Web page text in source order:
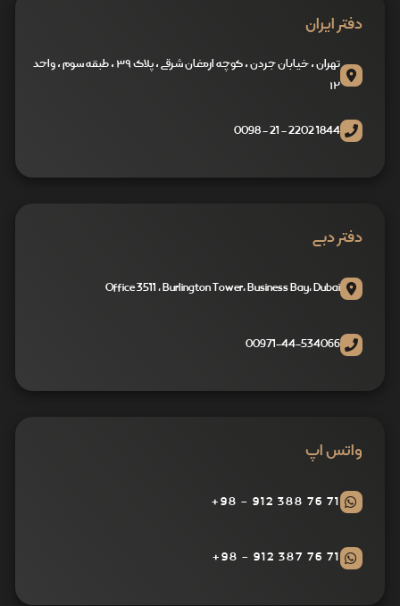
دفتر ایران
تهران ، خیابان جردن ، کوچه ارمغان شرقی ، پلاک ۳۹ ، طبقه سوم ، واحد
۱۲
1844 2202 - 21 - 0098
دفتر دبی
Office 3511 , Burlington Tower, Business Bay, Dubai
00971-44-534066
واتس اپ
71 76 388 912 - 98+
71 76 387 912 - 98+